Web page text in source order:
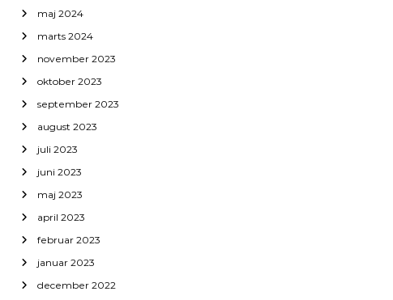
maj 2024
marts 2024
november 2023
oktober 2023
september 2023
august 2023
juli 2023
juni 2023
maj 2023
april 2023
februar 2023
januar 2023
december 2022